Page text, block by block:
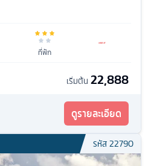
ที่พัก
เริ่มต้น 22,888
ดูรายละเอียด
รหัส22790